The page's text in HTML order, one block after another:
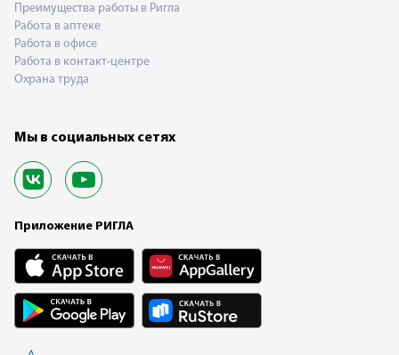
Преимущества работы в Ригла
Работа в аптеке
Работа в офисе
Работа в контакт-центре
Охрана труда
Мы в социальных сетях
Приложение РИГЛА